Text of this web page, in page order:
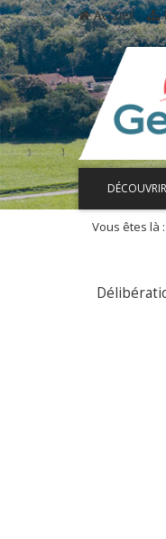
Accueil
Vous êtes là :